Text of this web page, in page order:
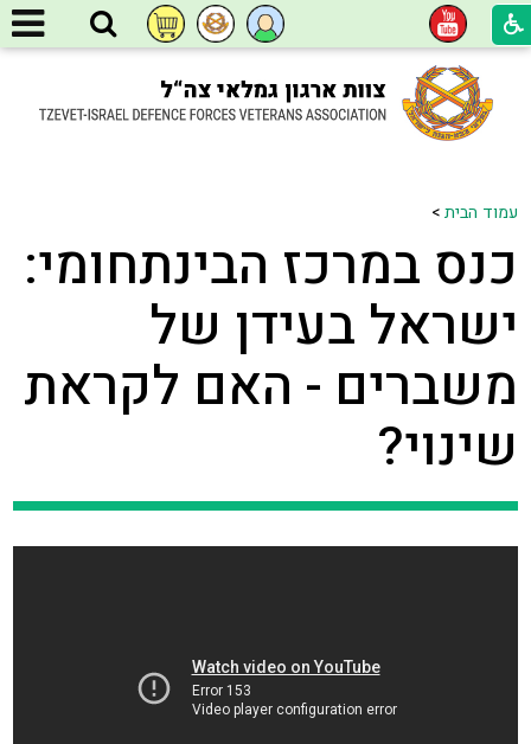
עמוד הבית>
כנס במרכז הבינתחומי:
ישראל בעידן של
משברים - האם לקראת
שינוי?